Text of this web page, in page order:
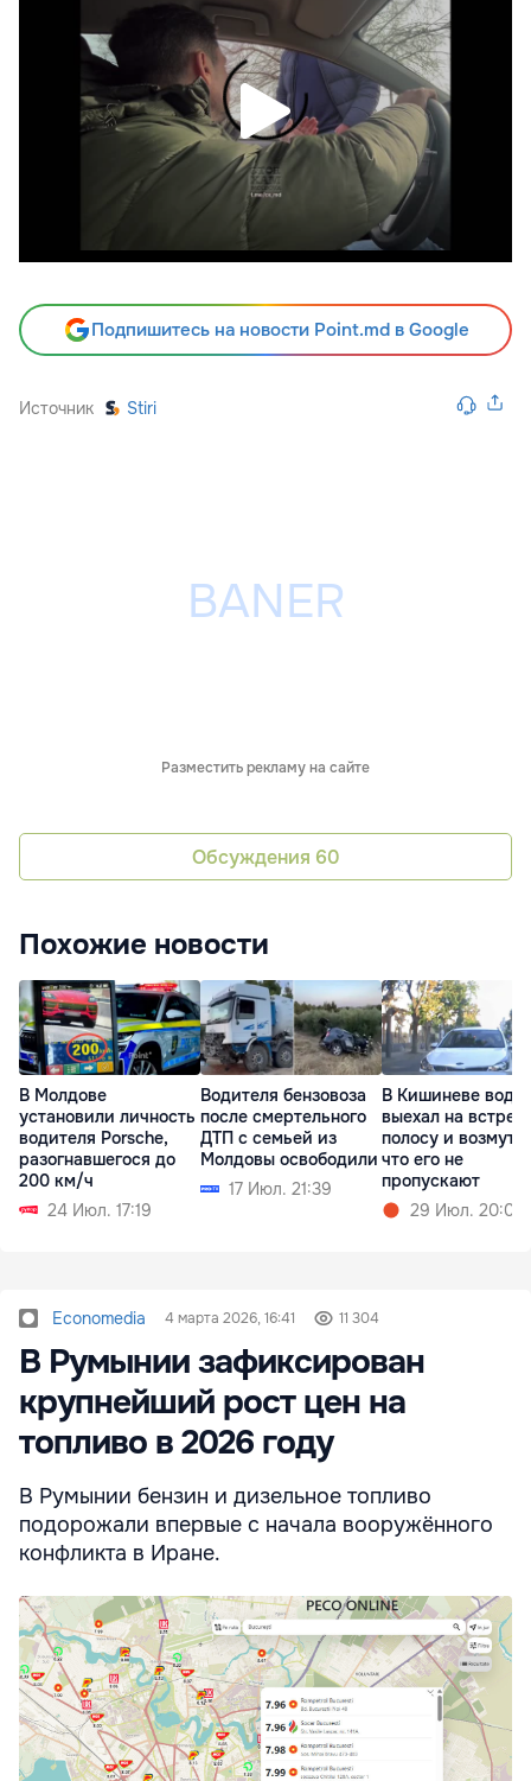
Подпишитесь на новости Point.md в Google
Источник Stiri
Разместить рекламу на сайте
Обсуждения 60
Похожие новости
В Молдове
установили личность
водителя Porsche,
разогнавшегося до
200 км/ч
24 Июл. 17:19
Водителя бензовоза
после смертельного
ДТП с семьей из
Молдовы освободили
17 Июл. 21:39
В Кишиневе
выехал на
полосу и
что его не
пропускают
29 Июл. 20:05
Economedia 4 марта 2026, 16:41 11 304
В Румынии зафиксирован
крупнейший рост цен на
топливо в 2026 году
В Румынии бензин и дизельное топливо
подорожали впервые с начала вооружённого
конфликта в Иране.